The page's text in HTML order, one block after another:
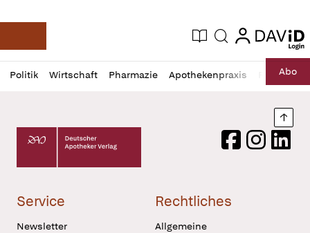
Deutsche Apotheker Zeitung
Aktuelle Ausgabe
Suche login
login
Politik Wirtschaft Pharmazie Apothekenpraxis RechtAbo
Profil
öffnen
Daz
Pur
Deutscher Apotheker Verlag Logo
FacebookInstagram
Service
Newsletter
Rechtliches
Allgemeine